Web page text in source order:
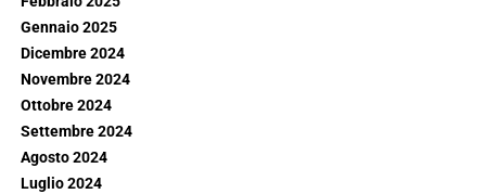
Gennaio 2025
Dicembre 2024
Novembre 2024
Ottobre 2024
Settembre 2024
Agosto 2024
Luglio 2024